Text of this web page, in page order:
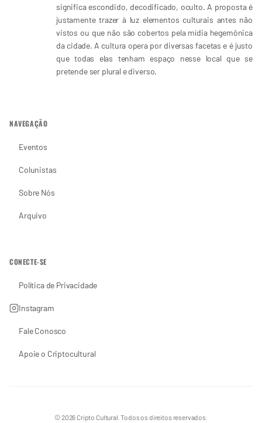
significa escondido, decodificado, oculto. A proposta é
justamente trazer à luz elementos culturais antes não
vistos ou que não são cobertos pela mídia hegemônica
da cidade. A cultura opera por diversas facetas e é justo
que todas elas tenham espaço nesse local que se
pretende ser plural e diverso.
NAVEGAÇÃO
Eventos
Colunistas
Sobre Nós
Arquivo
CONECTE-SE
Política de Privacidade
Instagram
Fale Conosco
Apoie o Criptocultural
© 2026 Cripto Cultural. Todos os direitos reservados.